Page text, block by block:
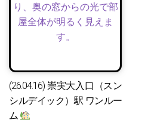
(26.04.16) 崇実大入口（スン
シルデイック）駅 ワンルー
ム